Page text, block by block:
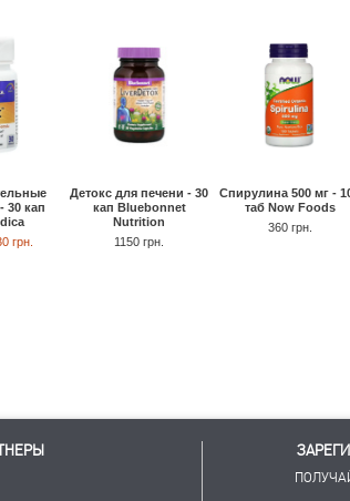
30 кап
грн.
Детокс для печени - 30
кап Bluebonnet
Nutrition
1150 грн.
Спирулина 500 мг -
таб Now Foods
360 грн.